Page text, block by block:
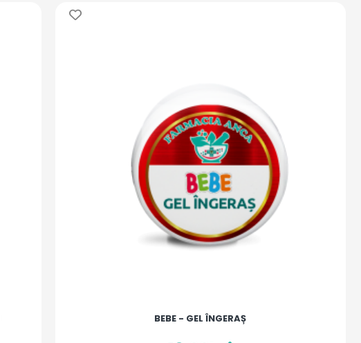
BEBE - GEL ÎNGERAȘ